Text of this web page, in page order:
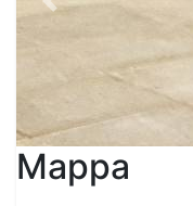
Previous
Mappa